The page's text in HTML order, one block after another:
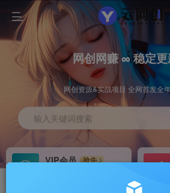
网创网赚 ∞ 稳定
网创资源&实战项目 全网首发全
输入关键词搜索
VIP会员
抢先